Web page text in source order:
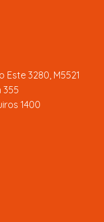
Este 3280, M5521
355
1400